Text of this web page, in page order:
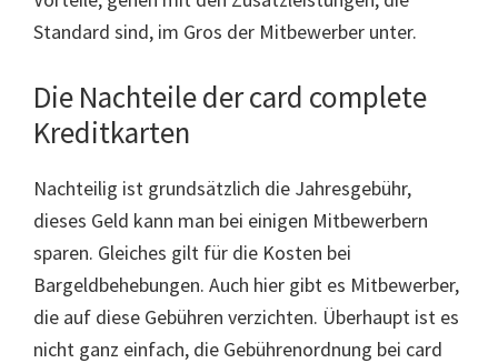
Standard sind, im Gros der Mitbewerber unter.
Die Nachteile der card complete
Kreditkarten
Nachteilig ist grundsätzlich die Jahresgebühr,
dieses Geld kann man bei einigen Mitbewerbern
sparen. Gleiches gilt für die Kosten bei
Bargeldbehebungen. Auch hier gibt es Mitbewerber,
die auf diese Gebühren verzichten. Überhaupt ist es
nicht ganz einfach, die Gebührenordnung bei card